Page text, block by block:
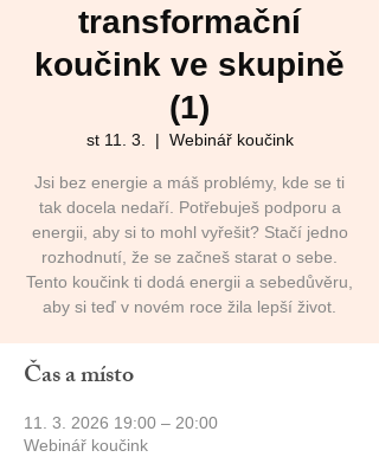
transformační
koučink ve skupině
(1)
st 11. 3.
  |
Webinář koučink
Jsi bez energie a máš problémy, kde se ti
tak docela nedaří. Potřebuješ podporu a
energii, aby si to mohl vyřešit? Stačí jedno
rozhodnutí, že se začneš starat o sebe.
Tento koučink ti dodá energii a sebedůvěru,
aby si teď v novém roce žila lepší život.
Čas a místo
11. 3. 2026 19:00 – 20:00
Webinář koučink